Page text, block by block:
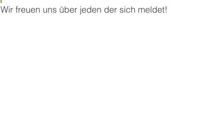
Wir freuen uns über jeden der sich meldet!